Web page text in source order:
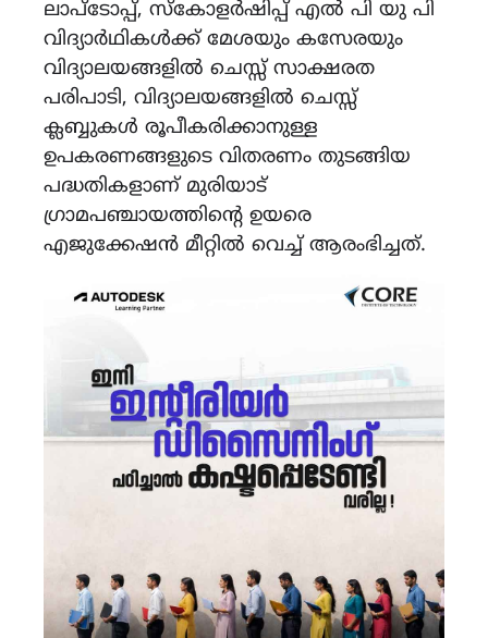
ലാപ്ടോപ്പ്, സ്കോളർഷിപ്പ് എൽ പി യു പി
വിദ്യാർഥികൾക്ക് മേശയും കസേരയും
വിദ്യാലയങ്ങളിൽ ചെസ്സ് സാക്ഷരത
പരിപാടി, വിദ്യാലയങ്ങളിൽ ചെസ്സ്
ക്ലബ്ബുകൾ രൂപീകരിക്കാനുള്ള
ഉപകരണങ്ങളുടെ വിതരണം തുടങ്ങിയ
പദ്ധതികളാണ് മുരിയാട്
ഗ്രാമപഞ്ചായത്തിന്റെ ഉയരെ
എജുക്കേഷൻ മീറ്റിൽ വെച്ച് ആരംഭിച്ചത്.